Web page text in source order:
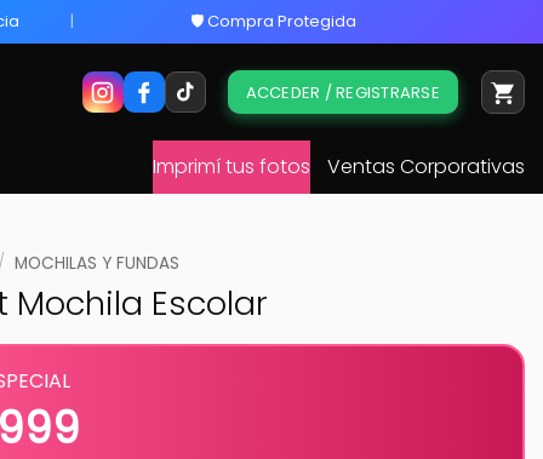
🛡️ Compra Protegida
ACCEDER / REGISTRARSE
Imprimí tus fotos Ventas Corporativas
MOCHILAS Y FUNDAS
Mochila Escolar